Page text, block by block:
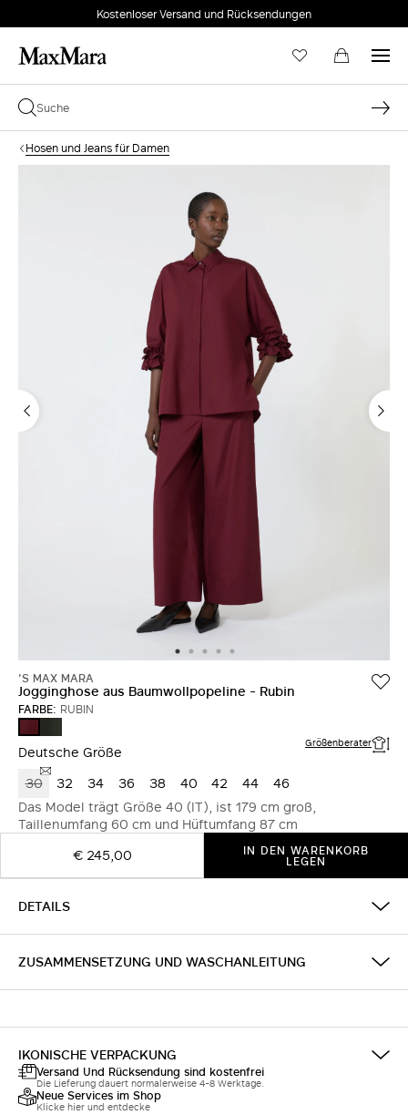
Kostenloser Versand und Rücksendungen
Hosen und Jeans für Damen
'S MAX MARA
Jogginghose aus Baumwollpopeline - Rubin
FARBE: RUBIN
Deutsche Größe Größenberater
30 32 34 36 38 40 42 44
46
Das Model trägt Größe 40 (IT), ist 179 cm groß,
Taillenumfang 60 cm und Hüftumfang 87 cm
€ 245,00
IN DEN WARENKORB
LEGEN
DETAILS
ZUSAMMENSETZUNG UND WASCHANLEITUNG
IKONISCHE VERPACKUNG
Versand Und Rücksendung sind kostenfrei
Die Lieferung dauert normalerweise 4-8 Werktage.
Neue Services im Shop
Klicke hier und entdecke